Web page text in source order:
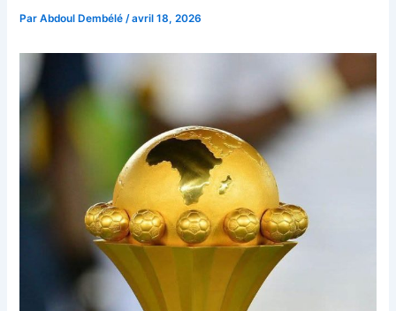
ParAbdoul Dembélé/avril 18, 2026